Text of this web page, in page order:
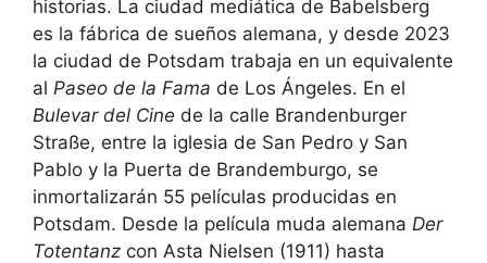
historias. La ciudad mediática de Babelsberg
es la fábrica de sueños alemana, y desde 2023
la ciudad de Potsdam trabaja en un equivalente
al Paseo de la Fama de Los Ángeles. En el
Bulevar del Cine de la calle Brandenburger
Straße, entre la iglesia de San Pedro y San
Pablo y la Puerta de Brandemburgo, se
inmortalizarán 55 películas producidas en
Potsdam. Desde la película muda alemana Der
Totentanz con Asta Nielsen (1911) hasta